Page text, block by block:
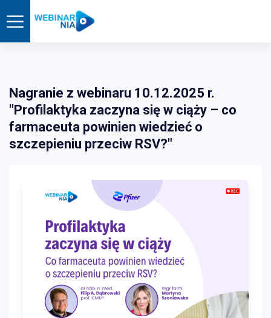
Nagranie z webinaru 10.12.2025 r.
"Profilaktyka zaczyna się w ciąży – co
farmaceuta powinien wiedzieć o
szczepieniu przeciw RSV?"